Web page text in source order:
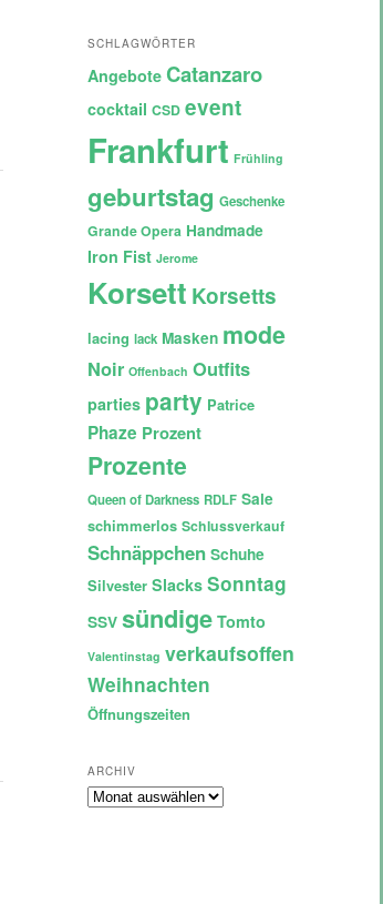
SCHLAGWÖRTER
Angebote Catanzaro
cocktail CSD event
Frankfurt Frühling
geburtstag Geschenke
Grande Opera Handmade
Iron Fist Jerome
Korsett Korsetts
lacing lack Masken mode
Noir Offenbach Outfits
parties party Patrice
Phaze Prozent
Prozente
Queen of Darkness RDLF Sale
schimmerlos Schlussverkauf
Schnäppchen Schuhe
Silvester Slacks Sonntag
SSV sündige Tomto
Valentinstag verkaufsoffen
Weihnachten
Öffnungszeiten
ARCHIV
Archiv